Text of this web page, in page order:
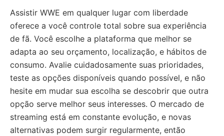
Assistir WWE em qualquer lugar com liberdade
oferece a você controle total sobre sua experiência
de fã. Você escolhe a plataforma que melhor se
adapta ao seu orçamento, localização, e hábitos de
consumo. Avalie cuidadosamente suas prioridades,
teste as opções disponíveis quando possível, e não
hesite em mudar sua escolha se descobrir que outra
opção serve melhor seus interesses. O mercado de
streaming está em constante evolução, e novas
alternativas podem surgir regularmente, então